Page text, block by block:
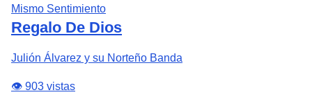
Mismo Sentimiento
Regalo De Dios
Julión Álvarez y su Norteño Banda
👁️ 903 vistas